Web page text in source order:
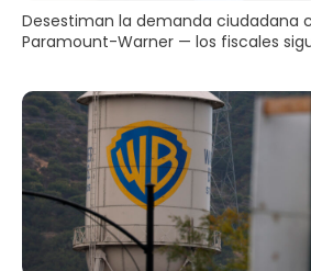
Desestiman la demanda ciudadana
Paramount-Warner — los fiscales